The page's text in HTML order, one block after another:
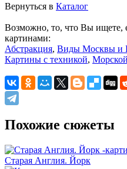
Вернуться в Каталог
Возможно, то, что Вы ищете,
картинами:
Абстракция, Виды Москвы и
Картины с техникой,
Похожие сюжеты
Старая Англия. Йорк